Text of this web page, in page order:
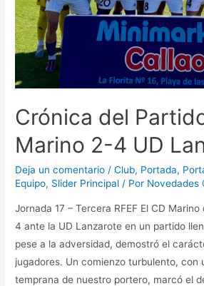
Crónica del
Marino 2-4 UD
Deja un comentario /Club, Portada,
Equipo, Slider Principal / Por Novedades
Jornada 17 – Tercera RFEF El CD
4 ante la UD Lanzarote en un partido
pese a la adversidad, demostró el
jugadores. Un comienzo turbulento, con
temprana de nuestro portero, marcó el